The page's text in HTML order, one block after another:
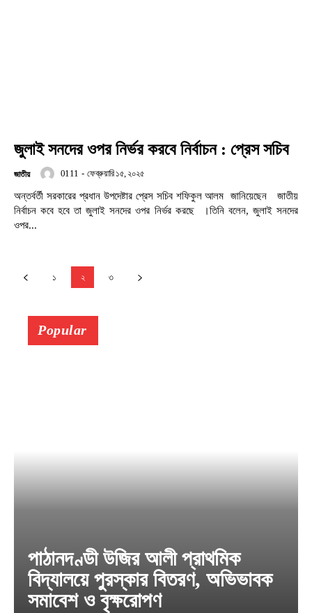
জুলাই সনদের ওপর নির্ভর করবে নির্বাচন : প্রেস সচিব
জাতীয় 0111 - ফেব্রুয়ারি ১৫, ২০২৫
অন্তর্বর্তী সরকারের প্রধান উপদেষ্টার প্রেস সচিব শফিকুল আলম জানিয়েছেন জাতীয়
নির্বাচন কবে হবে তা জুলাই সনদের ওপর নির্ভর করছে ।তিনি বলেন, জুলাই সনদের
ওপর...
১ ২ ৩
Popular
পাঠানদণ্ডী উজির আলী প্রাথমিক
বিদ্যালয়ে পুরস্কার বিতরণ, অভিভাবক
সমাবেশ ও বৃক্ষরোপণ